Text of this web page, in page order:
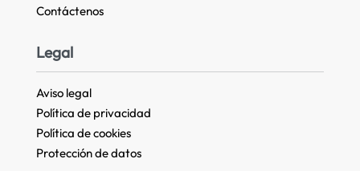
Contáctenos
Legal
Aviso legal
Política de privacidad
Política de cookies
Protección de datos